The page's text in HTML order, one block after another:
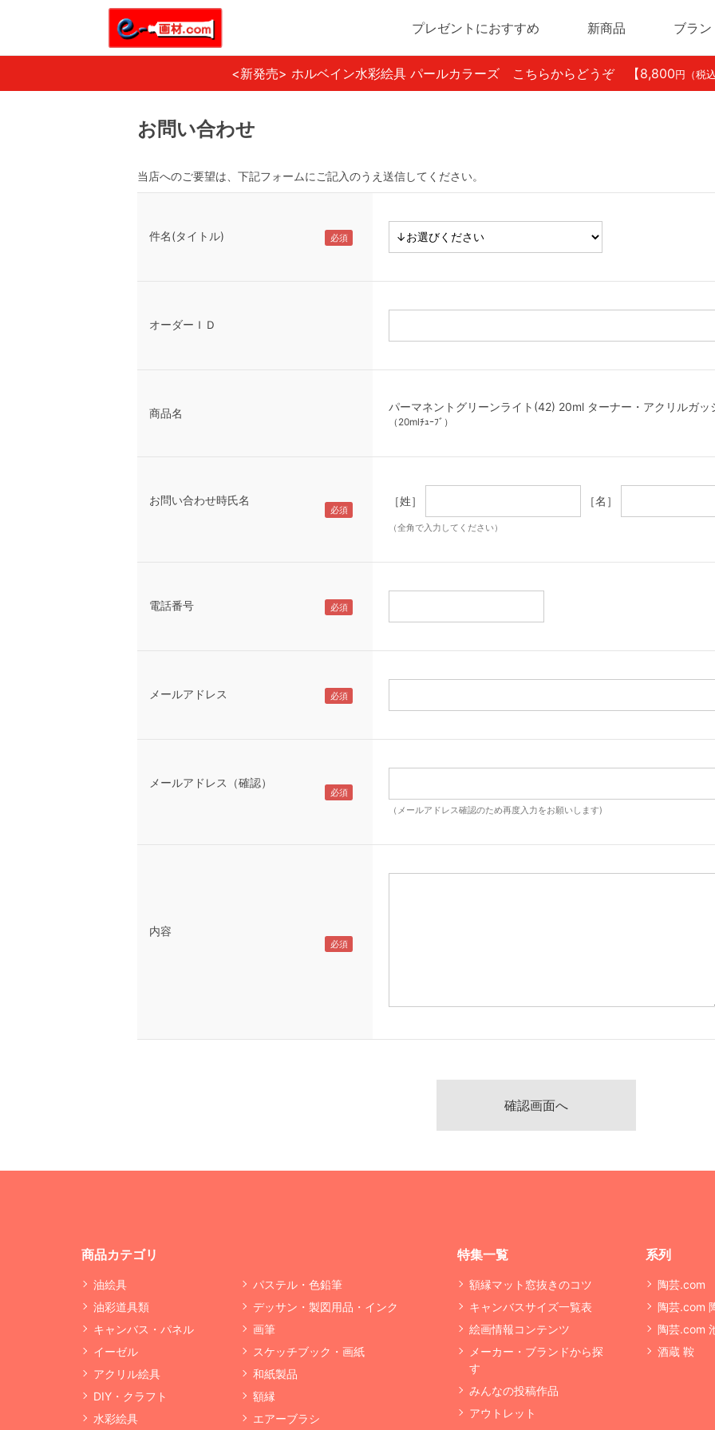
プレゼントにおすすめ 新商品 ブラン
<新発売> ホルベイン水彩絵具 パールカラーズ こちらからどうぞ 【8,800 円（税
お問い合わせ
当店へのご要望は、下記フォームにご記入のうえ送信してください。
件名(タイトル)
オーダーＩＤ
商品名 パーマネントグリーンライト(42) 20ml ターナー・アクリルガッ
（20mlﾁｭｰﾌﾞ）
お問い合わせ時氏名 ［姓］ ［名］
（全角で入力してください）
電話番号
メールアドレス
メールアドレス（確認）
（メールアドレス確認のため再度入力をお願いします)
内容
商品カテゴリ
油絵具
油彩道具類
キャンバス・パネル
イーゼル
アクリル絵具
DIY・クラフト
水彩絵具
パステル・色鉛筆
デッサン・製図用品・インク
画筆
スケッチブック・画紙
和紙製品
額縁
エアーブラシ
特集一覧
額縁マット窓抜きのコツ
キャンバスサイズ一覧表
絵画情報コンテンツ
メーカー・ブランドから探
す
みんなの投稿作品
アウトレット
系列
陶芸.com
陶芸.com
陶芸.com
酒蔵 鞍